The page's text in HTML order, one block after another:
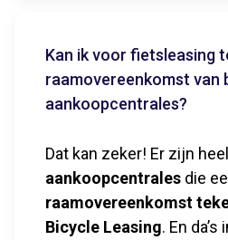
Kan ik voor fietsleasing
raamovereenkomst van
aankoopcentrales?
Dat kan zeker! Er zijn
aankoopcentrales die
raamovereenkomst
Bicycle Leasing. En